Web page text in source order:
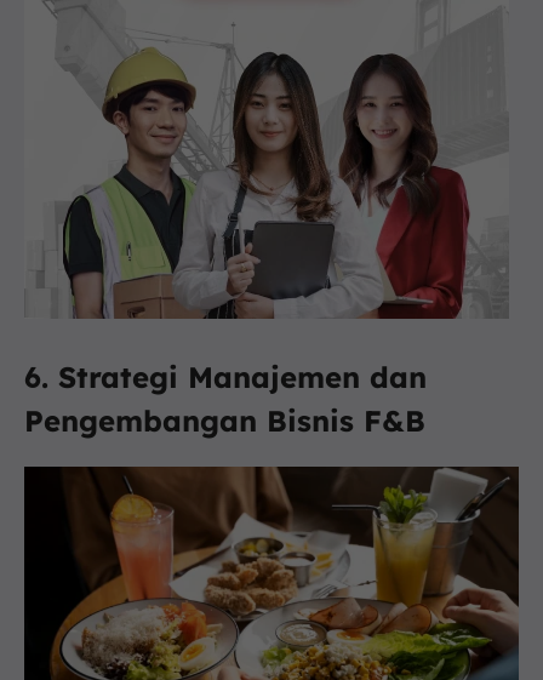
6. Strategi Manajemen dan
Pengembangan Bisnis F&B